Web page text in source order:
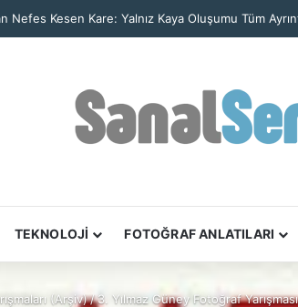
TEKNOLOJİ FOTOĞRAF ANLATILARI
(Arşiv)/3. Yılmaz Güney Fotoğraf Yarışması